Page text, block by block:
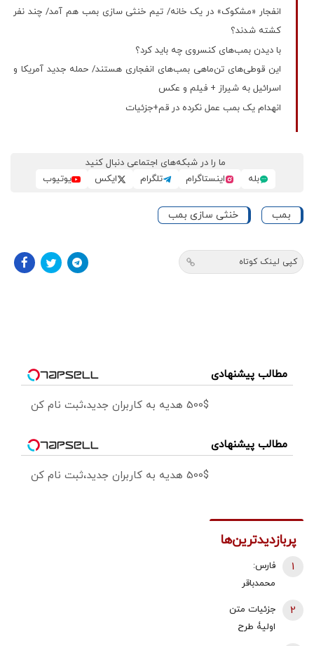
انفجار «مشکوک» در یک خانه/ تیم خنثی سازی بمب هم آمد/ چند نفر
کشته شدند؟
با دیدن بمب‌های کنسروی چه باید کرد؟
این قوطی‌های تن‌ماهی بمب‌های انفجاری هستند/ حمله جدید آمریکا و
اسرائیل به شیراز + فیلم و عکس
انهدام یک بمب عمل نکرده در قم+جزئیات
ما را در شبکه‌های اجتماعی دنبال کنید
بله
اینستاگرام تلگرام ایکس یوتیوب
بمب خنثی سازی بمب
کپی لینک کوتاه
مطالب پیشنهادی
500$ هدیه به کاربران جدید،ثبت نام کن
مطالب پیشنهادی
500$ هدیه به کاربران جدید،ثبت نام کن
پربازدیدترین‌ها
فارس:
محمدباقر
داد/ محسن
رضایی دبیر
1
جزئیات متن
اولیۀ طرح
2